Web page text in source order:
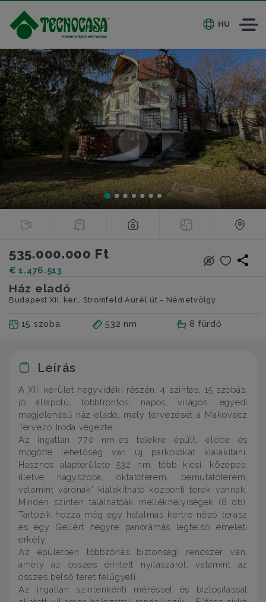
HU
535.000.000 Ft
€ 1.476.513
Ház eladó
Budapest XII. ker., Stromfeld Aurél út - Németvölgy
15 szoba 532 nm 8 fürdő
Leírás
A XII. kerület hegyvidéki részén, 4 szintes, 15 szobás,
jó állapotú, többfrontos, napos, világos, egyedi
megjelenésű ház eladó, mely tervezését a Makovecz
Tervező Iroda végezte.
Az ingatlan 770 nm-es telekre épült, előtte és
mögötte lehetőség van új parkolókat kialakítani.
Hasznos alapterülete 532 nm, több kicsi, közepes,
illetve nagyszoba, oktatóterem, bemutatóterem,
valamint várónak' kialakítható központi terek vannak.
Minden szinten találhatóak mellékhelyiségek (8 db).
Tartozik hozzá még egy hatalmas kertre néző terasz
és egy Gellért hegyre panorámás legfelső emeleti
erkély.
Az épületben többzónás biztonsági rendszer van,
amely az összes érintett nyílászárót, valamint az
összes belső teret felügyeli.
Az ingatlan szintenkénti méréssel és biztosítással